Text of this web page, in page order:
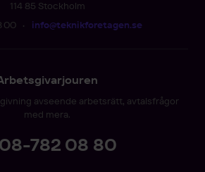
114 85 Stockholm
00 • info@teknikforetagen.se
avseende arbetsrätt, avtalsfrågor
med mera.
08-782 08 80